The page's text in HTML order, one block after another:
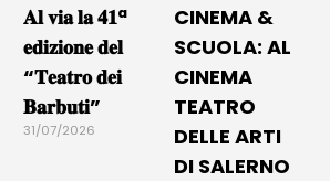
𝐀𝐥 𝐯𝐢𝐚 𝐥𝐚 𝟒𝟏ª
𝐞𝐝𝐢𝐳𝐢𝐨𝐧𝐞 𝐝𝐞𝐥
“𝐓𝐞𝐚𝐭𝐫𝐨 𝐝𝐞𝐢
𝐁𝐚𝐫𝐛𝐮𝐭𝐢”
31/07/2026
CINEMA &
SCUOLA: AL
CINEMA
TEATRO
DELLE ARTI
DI SALERNO